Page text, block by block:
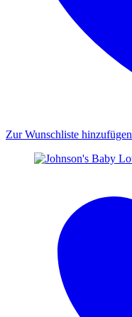
Zur Wunschliste hinzufügen